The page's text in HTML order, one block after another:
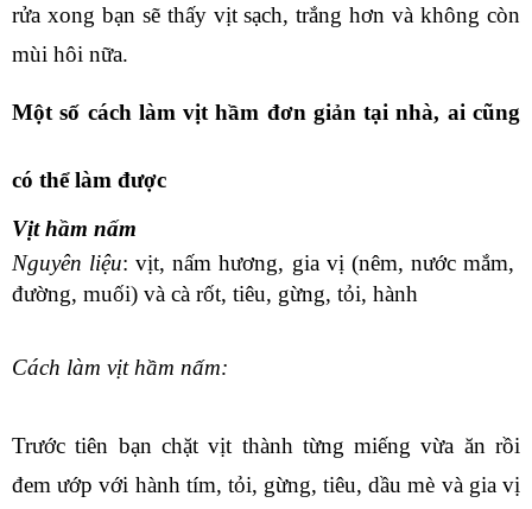
rửa xong bạn sẽ thấy vịt sạch, trắng hơn và không còn
mùi hôi nữa.
Một số cách làm vịt hầm đơn giản tại nhà, ai cũng
có thể làm được
Vịt hầm nấm
Nguyên liệu: vịt, nấm hương, gia vị (nêm, nước mắm,
đường, muối) và cà rốt, tiêu, gừng, tỏi, hành
Cách làm vịt hầm nấm:
Trước tiên bạn chặt vịt thành từng miếng vừa ăn rồi
đem ướp với hành tím, tỏi, gừng, tiêu, dầu mè và gia vị